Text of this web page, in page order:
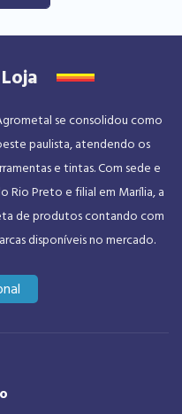
se consolidou como
paulista, atendendo os
e tintas. Com sede e
Rio Preto e filial em Marília, a
de produtos contando com
disponíveis no mercado.